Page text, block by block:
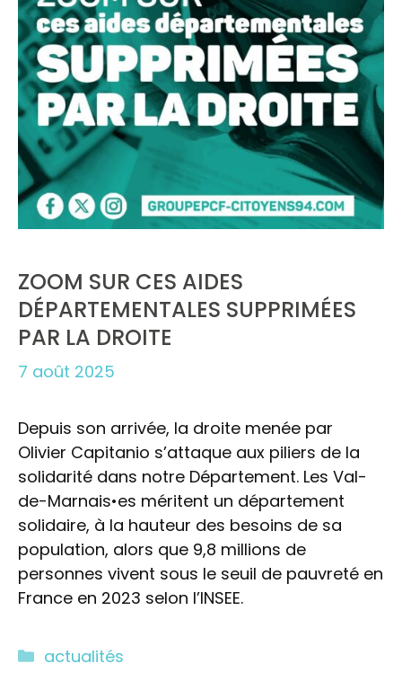
ZOOM SUR CES AIDES
DÉPARTEMENTALES SUPPRIMÉES
PAR LA DROITE
7 août 2025
Depuis son arrivée, la droite menée par
Olivier Capitanio s’attaque aux piliers de la
solidarité dans notre Département. Les Val-
de-Marnais•es méritent un département
solidaire, à la hauteur des besoins de sa
population, alors que 9,8 millions de
personnes vivent sous le seuil de pauvreté en
France en 2023 selon l’INSEE.
Catégories
actualités